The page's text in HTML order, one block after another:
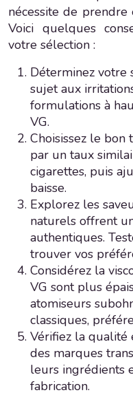
nécessite de
Voici quelques
votre sélection :
Déterminez votre
sujet aux
formulations à
VG.
Choisissez le bon
par un taux
cigarettes, puis
baisse.
Explorez les
naturels offrent
authentiques.
trouver vos
Considérez la
VG sont plus
atomiseurs
classiques,
Vérifiez la qualité
des marques
leurs ingrédients
fabrication.